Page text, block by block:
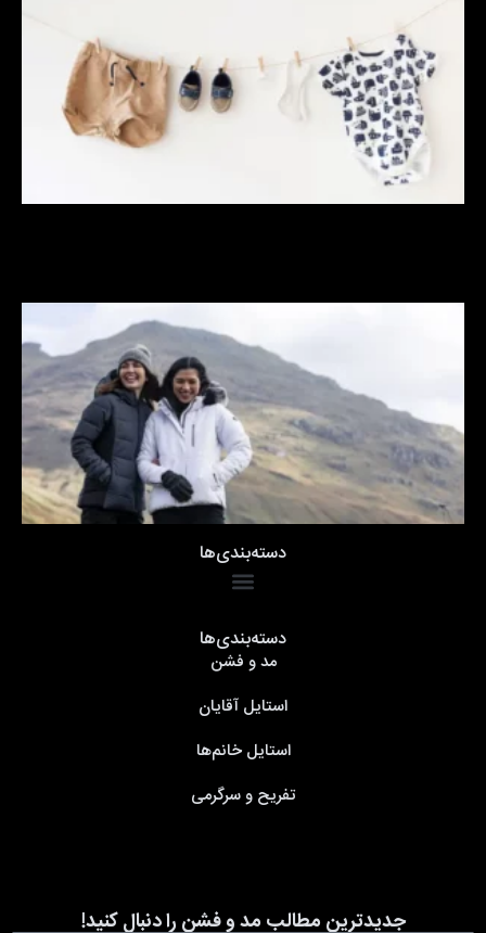
دسته‌بندی‌ها
دسته‌بندی‌ها
مد و فشن
استایل آقایان
استایل خانم‌ها
تفریح و سرگرمی
جدیدترین مطالب مد و فشن را دنبال کنید!